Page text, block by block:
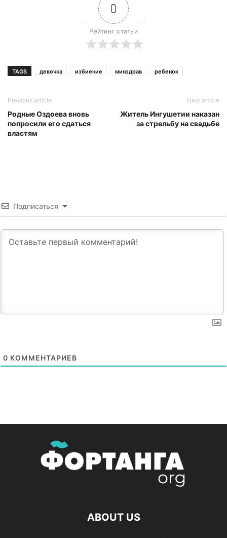
0
Рейтинг статьи
TAGS девочка избиение минздрав ребенок
Previous article
Родные Оздоева вновь
попросили его сдаться
властям
Next article
Житель Ингушетии наказан
за стрельбу на свадьбе
Подписаться
0 КОММЕНТАРИЕВ
ABOUT US